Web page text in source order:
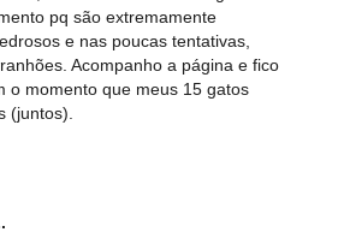
pq são extremamente
e nas poucas tentativas,
Acompanho a página e fico
o momento que meus 15 gatos
(juntos).